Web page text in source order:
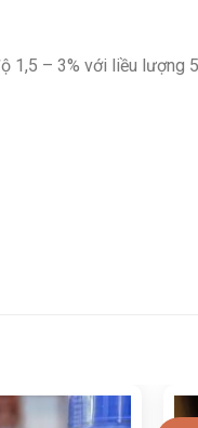
1,5 – 3% với liều lượng